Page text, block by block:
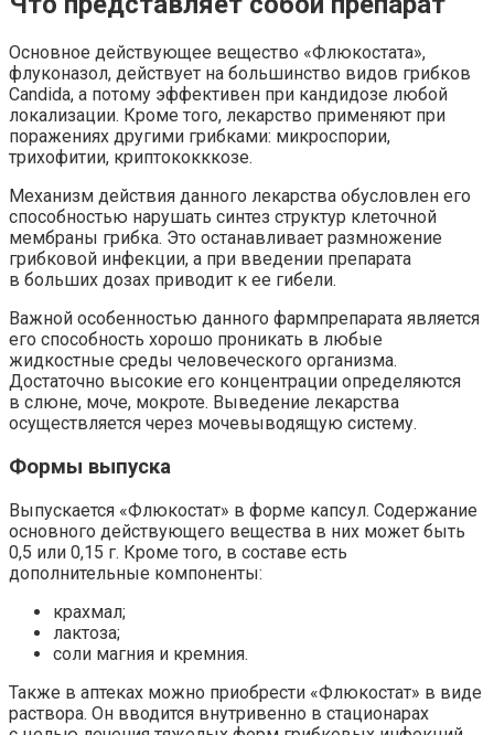
Основное действующее вещество «Флюкостата»,
флуконазол, действует на большинство видов грибков
Candida, а потому эффективен при кандидозе любой
локализации. Кроме того, лекарство применяют при
поражениях другими грибками: микроспории,
трихофитии, криптококккозе.
Механизм действия данного лекарства обусловлен его
способностью нарушать синтез структур клеточной
мембраны грибка. Это останавливает размножение
грибковой инфекции, а при введении препарата
в больших дозах приводит к ее гибели.
Важной особенностью данного фармпрепарата является
его способность хорошо проникать в любые
жидкостные среды человеческого организма.
Достаточно высокие его концентрации определяются
в слюне, моче, мокроте. Выведение лекарства
осуществляется через мочевыводящую систему.
Формы выпуска
Выпускается «Флюкостат» в форме капсул. Содержание
основного действующего вещества в них может быть
0,5 или 0,15 г. Кроме того, в составе есть
дополнительные компоненты:
крахмал;
лактоза;
соли магния и кремния.
Также в аптеках можно приобрести «Флюкостат» в виде
раствора. Он вводится внутривенно в стационарах